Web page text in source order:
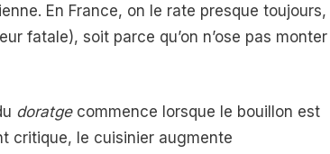
En France, on le rate presque toujours,
fatale), soit parce qu’on n’ose pas monter
doratgecommence lorsque le bouillon est
critique, le cuisinier augmente